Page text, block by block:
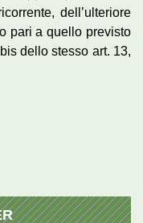
dell’ulteriore
pari a quello previsto
dello stesso art. 13,